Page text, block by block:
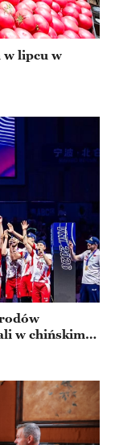
w lipcu w
w chińskim